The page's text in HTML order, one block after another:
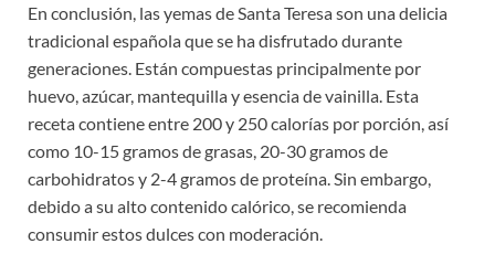
En conclusión, las yemas de Santa Teresa son una delicia
tradicional española que se ha disfrutado durante
generaciones. Están compuestas principalmente por
huevo, azúcar, mantequilla y esencia de vainilla. Esta
receta contiene entre 200 y 250 calorías por porción, así
como 10-15 gramos de grasas, 20-30 gramos de
carbohidratos y 2-4 gramos de proteína. Sin embargo,
debido a su alto contenido calórico, se recomienda
consumir estos dulces con moderación.